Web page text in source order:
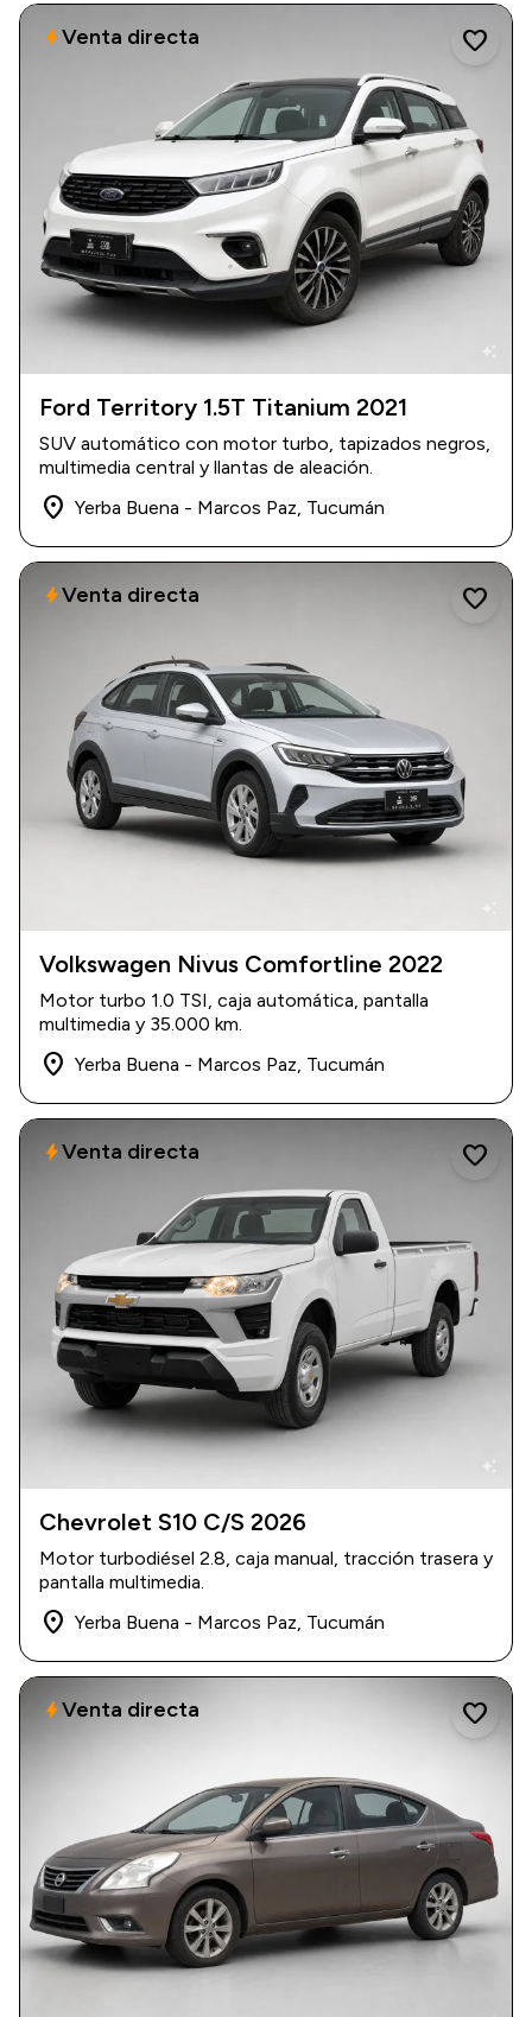
2021 98.000 km
$ 30.000.000
Ford Territory 1.5T Titanium 2021
SUV automático con motor turbo, tapizados negros,
multimedia central y llantas de aleación.
place Yerba Buena - Marcos Paz, Tucumán
favorite
boltVenta directa
2022 35.000 km
$ 28.000.000
Volkswagen Nivus Comfortline 2022
Motor turbo 1.0 TSI, caja automática, pantalla
multimedia y 35.000 km.
place Yerba Buena - Marcos Paz, Tucumán
favorite
boltVenta directa
2026 0 km
$ 46.000.000
Chevrolet S10 C/S 2026
Motor turbodiésel 2.8, caja manual, tracción trasera y
pantalla multimedia.
place Yerba Buena - Marcos Paz, Tucumán
favorite
boltVenta directa
favorite
boltVenta directa